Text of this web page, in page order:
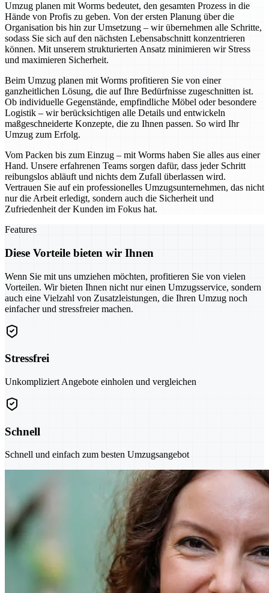
Umzug planen mit Worms bedeutet, den gesamten Prozess in die
Hände von Profis zu geben. Von der ersten Planung über die
Organisation bis hin zur Umsetzung – wir übernehmen alle Schritte,
sodass Sie sich auf den nächsten Lebensabschnitt konzentrieren
können. Mit unserem strukturierten Ansatz minimieren wir Stress
und maximieren Sicherheit.
Beim Umzug planen mit Worms profitieren Sie von einer
ganzheitlichen Lösung, die auf Ihre Bedürfnisse zugeschnitten ist.
Ob individuelle Gegenstände, empfindliche Möbel oder besondere
Logistik – wir berücksichtigen alle Details und entwickeln
maßgeschneiderte Konzepte, die zu Ihnen passen. So wird Ihr
Umzug zum Erfolg.
Vom Packen bis zum Einzug – mit Worms haben Sie alles aus einer
Hand. Unsere erfahrenen Teams sorgen dafür, dass jeder Schritt
reibungslos abläuft und nichts dem Zufall überlassen wird.
Vertrauen Sie auf ein professionelles Umzugsunternehmen, das nicht
nur die Arbeit erledigt, sondern auch die Sicherheit und
Zufriedenheit der Kunden im Fokus hat.
Features
Diese Vorteile bieten wir Ihnen
Wenn Sie mit uns umziehen möchten, profitieren Sie von vielen
Vorteilen. Wir bieten Ihnen nicht nur einen Umzugsservice, sondern
auch eine Vielzahl von Zusatzleistungen, die Ihren Umzug noch
einfacher und stressfreier machen.
Stressfrei
Unkompliziert Angebote einholen und vergleichen
Schnell
Schnell und einfach zum besten Umzugsangebot